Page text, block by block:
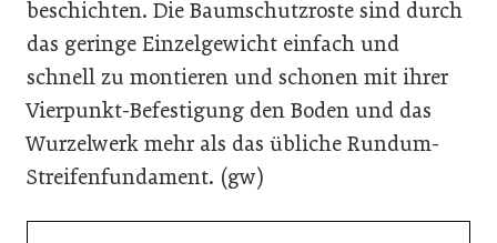
beschichten. Die Baumschutzroste sind durch
das geringe Einzelgewicht einfach und
schnell zu montieren und schonen mit ihrer
Vierpunkt-Befestigung den Boden und das
Wurzelwerk mehr als das übliche Rundum-
Streifenfundament. (gw)